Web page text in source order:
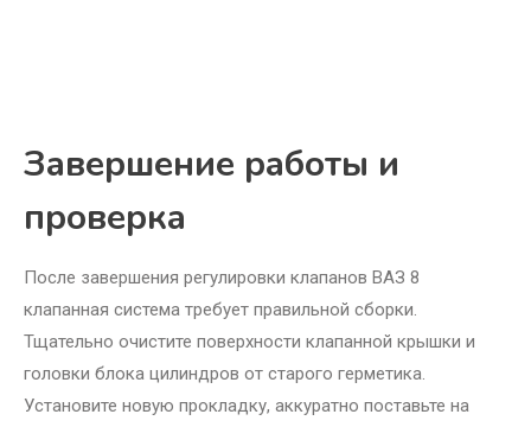
Завершение работы и
проверка
После завершения регулировки клапанов ВАЗ 8
клапанная система требует правильной сборки.
Тщательно очистите поверхности клапанной крышки и
головки блока цилиндров от старого герметика.
Установите новую прокладку, аккуратно поставьте на